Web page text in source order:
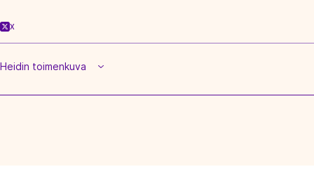
X
Heidin toimenkuva